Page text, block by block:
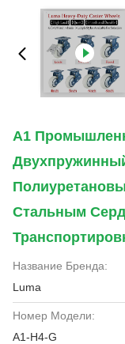
A1
Стальным
Название Бренда:
Luma
Номер Модели:
A1-H4-G